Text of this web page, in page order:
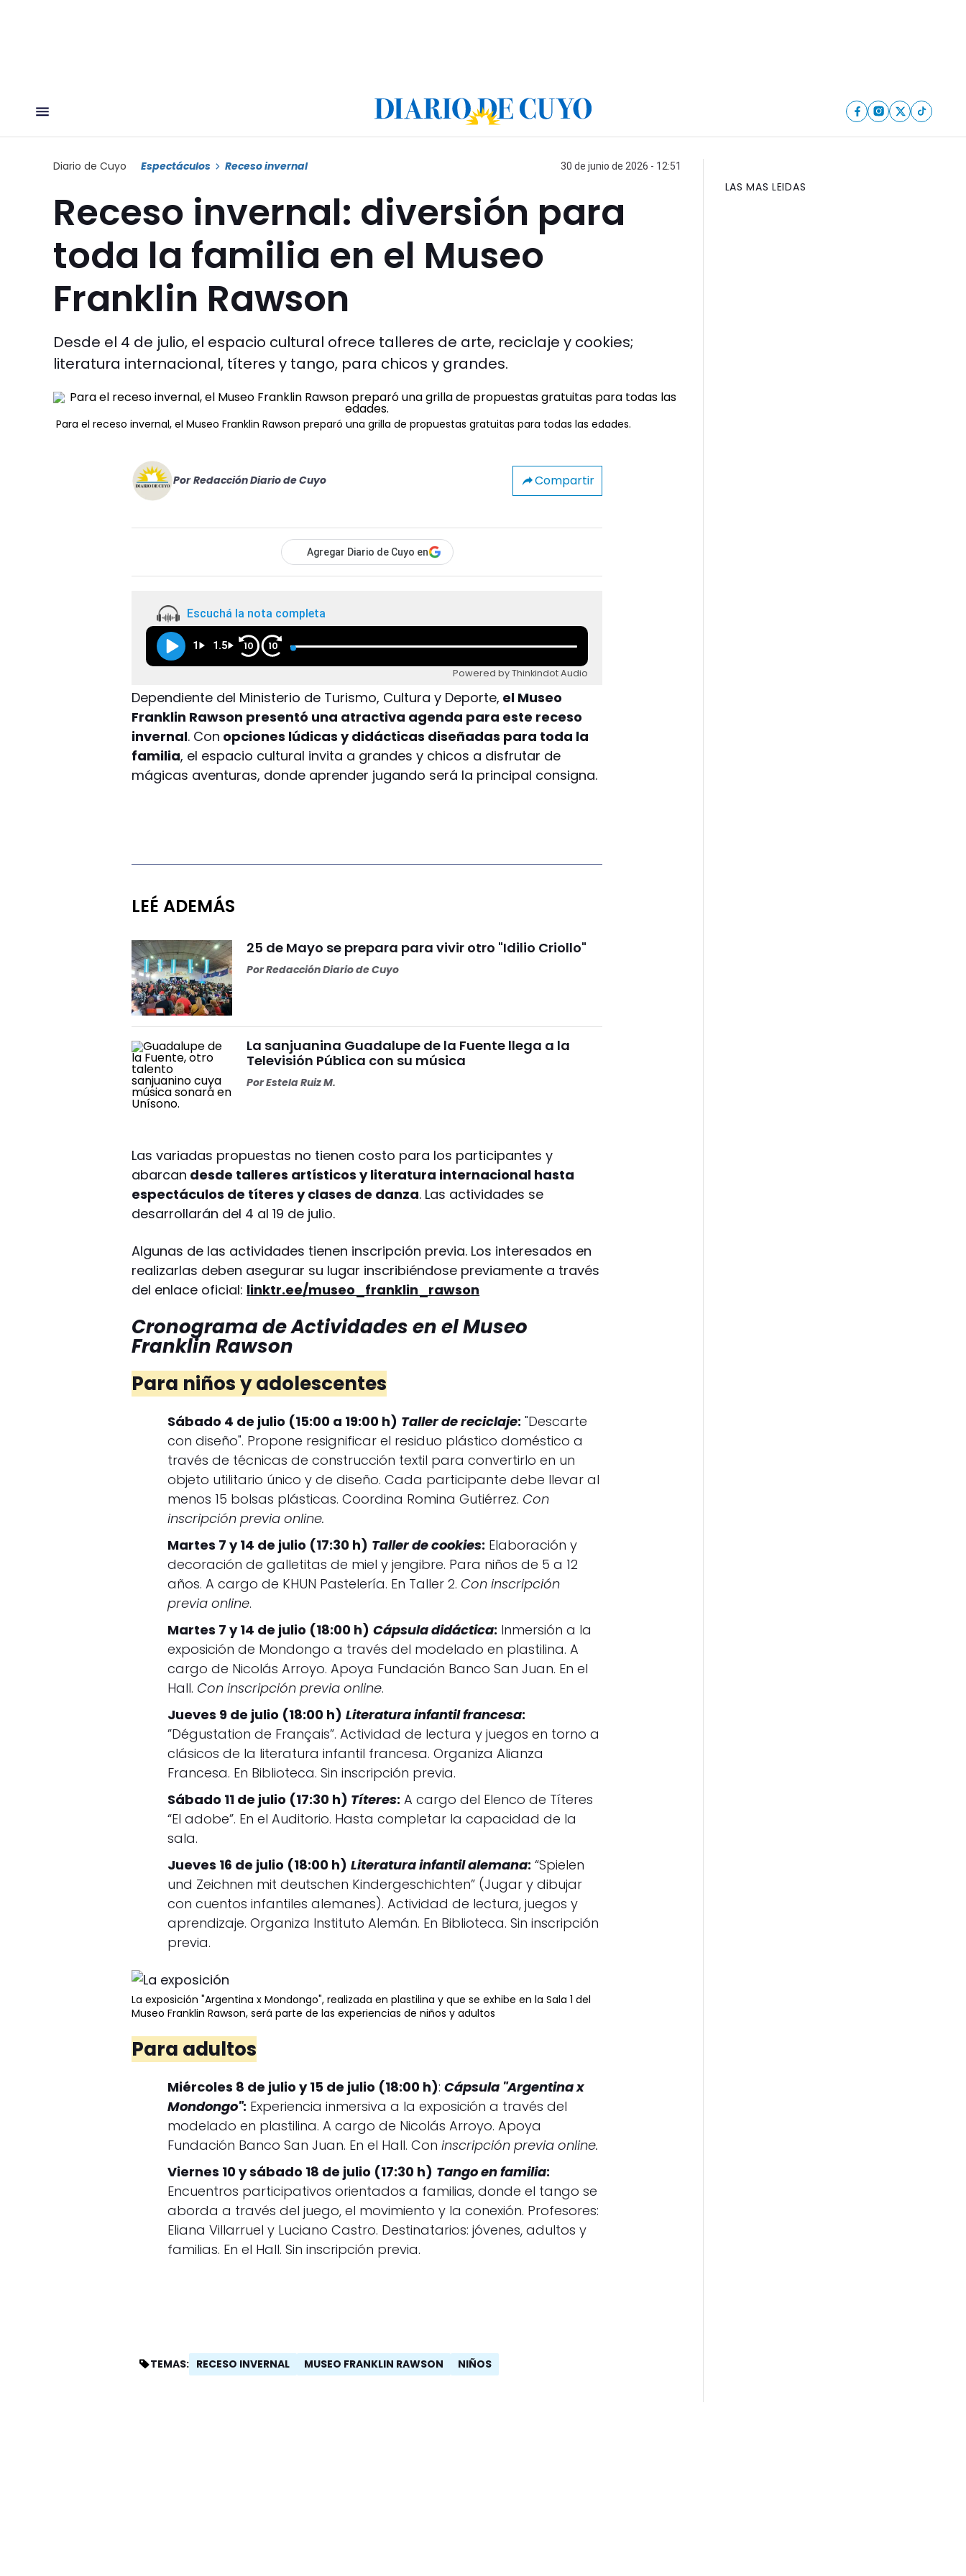
Diario de Cuyo Espectáculos Receso invernal 30 de junio de 2026 - 12:51
Receso invernal: diversión para
toda la familia en el Museo
Franklin Rawson
Desde el 4 de julio, el espacio cultural ofrece talleres de arte, reciclaje y cookies;
literatura internacional, títeres y tango, para chicos y grandes.
Para el receso invernal, el Museo Franklin Rawson preparó una grilla de propuestas gratuitas para todas las edades.
Por Redacción Diario de Cuyo Compartir
Agregar Diario de Cuyo en
Escuchá la nota completa
1 1.5 10 10
Powered by Thinkindot Audio
Dependiente del Ministerio de Turismo, Cultura y Deporte, el Museo
Franklin Rawson presentó una atractiva agenda para este receso
invernal. Con opciones lúdicas y didácticas diseñadas para toda la
familia, el espacio cultural invita a grandes y chicos a disfrutar de
mágicas aventuras, donde aprender jugando será la principal consigna.
LEÉ ADEMÁS
25 de Mayo se prepara para vivir otro "Idilio Criollo"
PorRedacción Diario de Cuyo
La sanjuanina Guadalupe de la Fuente llega a la
Televisión Pública con su música
PorEstela Ruiz M.
Las variadas propuestas no tienen costo para los participantes y
abarcan desde talleres artísticos y literatura internacional hasta
espectáculos de títeres y clases de danza. Las actividades se
desarrollarán del 4 al 19 de julio.
Algunas de las actividades tienen inscripción previa. Los interesados en
realizarlas deben asegurar su lugar inscribiéndose previamente a través
del enlace oficial: linktr.ee/museo_franklin_rawson
Cronograma de Actividades en el Museo
Franklin Rawson
Para niños y adolescentes
Sábado 4 de julio (15:00 a 19:00 h) Taller de reciclaje: "Descarte
con diseño". Propone resignificar el residuo plástico doméstico a
través de técnicas de construcción textil para convertirlo en un
objeto utilitario único y de diseño. Cada participante debe llevar al
menos 15 bolsas plásticas. Coordina Romina Gutiérrez. Con
inscripción previa online.
Martes 7 y 14 de julio (17:30 h) Taller de cookies: Elaboración y
decoración de galletitas de miel y jengibre. Para niños de 5 a 12
años. A cargo de KHUN Pastelería. En Taller 2. Con inscripción
previa online.
Martes 7 y 14 de julio (18:00 h) Cápsula didáctica: Inmersión a la
exposición de Mondongo a través del modelado en plastilina. A
cargo de Nicolás Arroyo. Apoya Fundación Banco San Juan. En el
Hall. Con inscripción previa online.
Jueves 9 de julio (18:00 h) Literatura infantil francesa:
”Dégustation de Français”. Actividad de lectura y juegos en torno a
clásicos de la literatura infantil francesa. Organiza Alianza
Francesa. En Biblioteca. Sin inscripción previa.
Sábado 11 de julio (17:30 h) Títeres: A cargo del Elenco de Títeres
“El adobe”. En el Auditorio. Hasta completar la capacidad de la
sala.
Jueves 16 de julio (18:00 h) Literatura infantil alemana: “Spielen
und Zeichnen mit deutschen Kindergeschichten” (Jugar y dibujar
con cuentos infantiles alemanes). Actividad de lectura, juegos y
aprendizaje. Organiza Instituto Alemán. En Biblioteca. Sin inscripción
previa.
La exposición "Argentina x Mondongo", realizada en plastilina y que se exhibe en la Sala 1 del
Museo Franklin Rawson, será parte de las experiencias de niños y adultos
Para adultos
Miércoles 8 de julio y 15 de julio (18:00 h):Cápsula "Argentina x
Mondongo": Experiencia inmersiva a la exposición a través del
modelado en plastilina. A cargo de Nicolás Arroyo. Apoya
Fundación Banco San Juan. En el Hall. Coninscripción previa online.
Viernes 10 y sábado 18 de julio (17:30 h) Tango en familia:
Encuentros participativos orientados a familias, donde el tango se
aborda a través del juego, el movimiento y la conexión. Profesores:
Eliana Villarruel y Luciano Castro. Destinatarios: jóvenes, adultos y
familias. En el Hall. Sin inscripción previa.
TEMAS: RECESO INVERNAL MUSEO FRANKLIN RAWSON NIÑOS
LAS MAS LEIDAS